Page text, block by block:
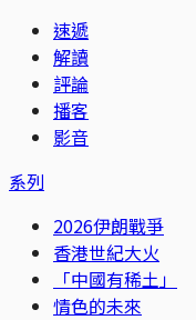
速遞
解讀
評論
播客
影音
系列
2026伊朗戰爭
香港世紀大火
「中國有稀土」
情色的未來